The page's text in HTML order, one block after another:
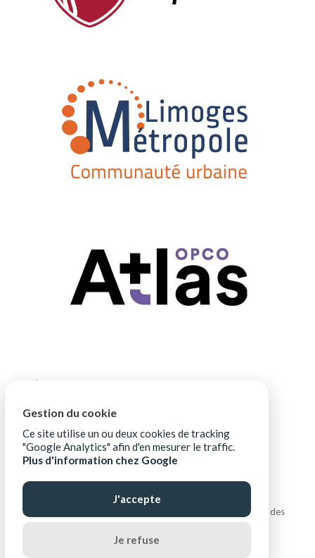
Protection des
Gestion du cookie
Ce site utilise un ou deux cookies de tracking
"Google Analytics" afin d'en mesurer le traffic.
Plus d'information chez Google
J'accepte
Je refuse